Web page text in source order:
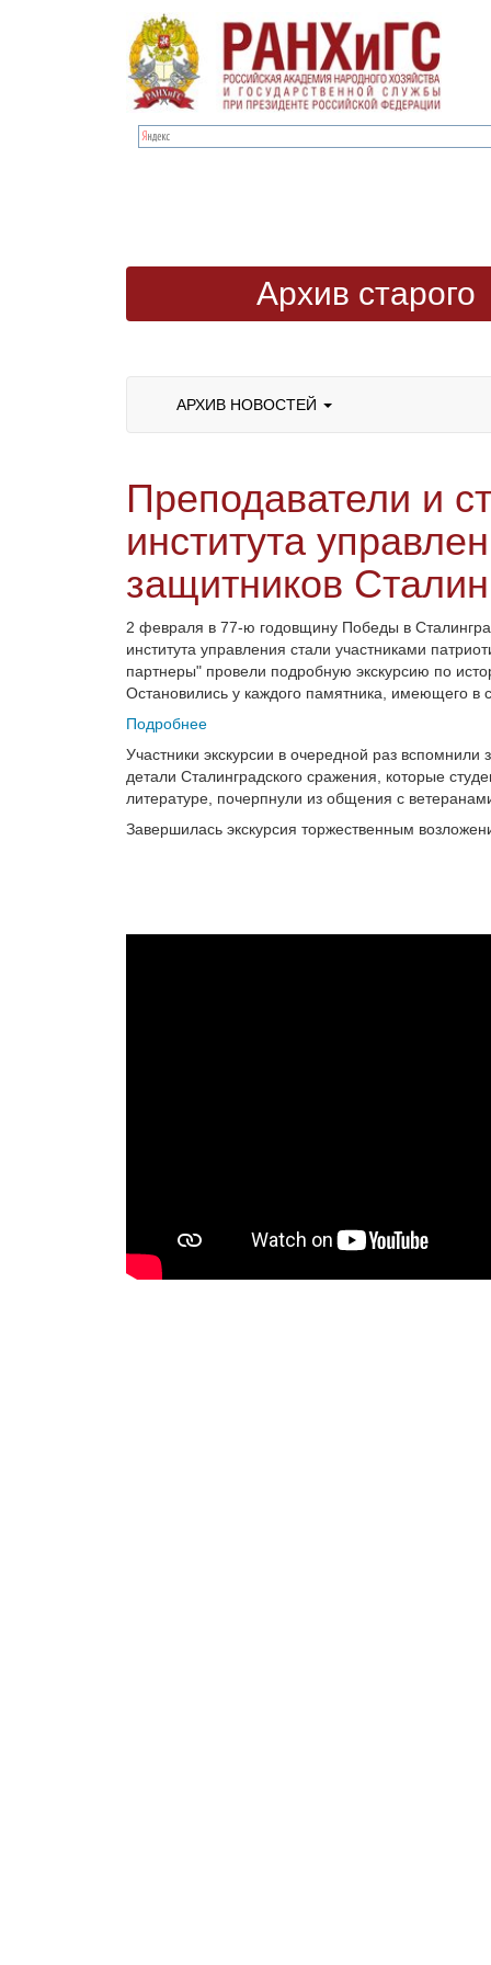
Архив старого
АРХИВ НОВОСТЕЙ
Преподаватели и
института
защитников
2 февраля в 77-ю годовщину Победы в
института управления стали участниками
партнеры" провели подробную экскурсию по
Остановились у каждого памятника, имеющего в
Подробнее
Участники экскурсии в очередной раз
детали Сталинградского сражения, которые
литературе, почерпнули из общения с
Завершилась экскурсия торжественным